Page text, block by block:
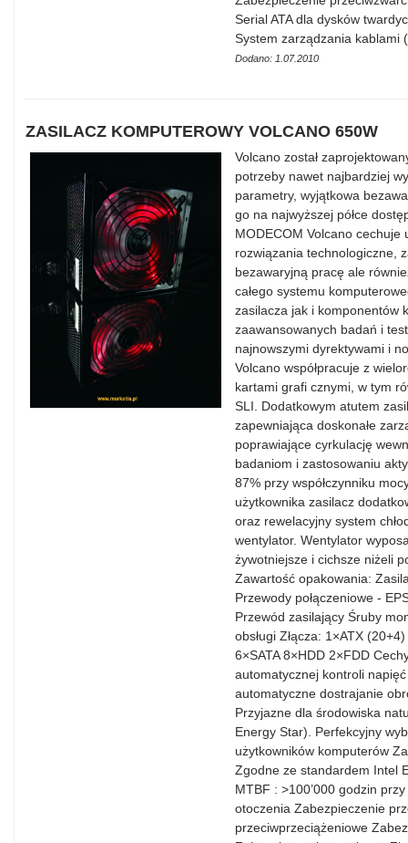
Serial ATA dla dysków
System zarządzania
Dodano: 1.07.2010
ZASILACZ KOMPUTEROWY VOLCANO 650W
Volcano został
potrzeby nawet najbardziej
parametry, wyjątkowa
go na najwyższej półce
MODECOM Volcano
rozwiązania technologiczne,
bezawaryjną pracę ale
całego systemu
zasilacza jak i komponentów
zaawansowanych badań i
najnowszymi dyrektywami i
Volcano współpracuje z
kartami grafi cznymi, w tym
SLI. Dodatkowym atutem
zapewniająca doskonałe
poprawiające cyrkulację
badaniom i zastosowaniu
87% przy współczynniku
użytkownika zasilacz
oraz rewelacyjny system
wentylator. Wentylator
żywotniejsze i cichsze niżeli
Zawartość opakowania:
Przewody połączeniowe -
Przewód zasilający Śruby
obsługi Złącza: 1×ATX
6×SATA 8×HDD 2×FDD
automatycznej kontroli
automatyczne dostrajanie
Przyjazne dla środowiska
Energy Star). Perfekcyjny
użytkowników komputerów
Zgodne ze standardem Intel
MTBF : >100’000 godzin
otoczenia Zabezpieczenie
przeciwprzeciążeniowe